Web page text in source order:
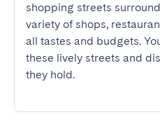
shopping streets
variety of shops,
all tastes and budgets.
these lively streets and
they hold.